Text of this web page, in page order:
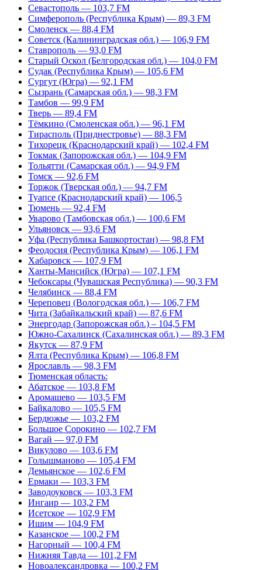
Севастополь — 103,7 FM
Симферополь (Республика Крым) — 89,3 FM
Смоленск — 88,4 FM
Советск (Калининградская обл.) — 106,9 FM
Ставрополь — 93,0 FM
Старый Оскол (Белгородская обл.) — 104,0 FM
Судак (Республика Крым) — 105,6 FM
Сургут (Югра) — 92,1 FM
Сызрань (Самарская обл.) — 98,3 FM
Тамбов — 99,9 FM
Тверь — 89,4 FM
Тёмкино (Смоленская обл.) — 96,1 FM
Тирасполь (Приднестровье) — 88,3 FM
Тихорецк (Краснодарский край) — 102,4 FM
Токмак (Запорожская обл.) — 104,9 FM
Тольятти (Самарская обл.) — 94,9 FM
Томск — 92,6 FM
Торжок (Тверская обл.) — 94,7 FM
Туапсе (Краснодарский край) — 106,5
Тюмень — 92,4 FM
Уварово (Тамбовская обл.) — 100,6 FM
Ульяновск — 93,6 FM
Уфа (Республика Башкортостан) — 98,8 FM
Феодосия (Республика Крым) — 106,1 FM
Хабаровск — 107,9 FM
Ханты-Мансийск (Югра) — 107,1 FM
Чебоксары (Чувашская Республика) — 90,3 FM
Челябинск — 88,4 FM
Череповец (Вологодская обл.) — 106,7 FM
Чита (Забайкальский край) — 87,6 FM
Энергодар (Запорожская обл.) – 104,5 FM
Южно-Сахалинск (Сахалинская обл.) — 89,3 FM
Якутск — 87,9 FM
Ялта (Республика Крым) — 106,8 FM
Ярославль — 98,3 FM
Тюменская область:
Абатское — 103,8 FM
Аромашево — 103,5 FM
Байкалово — 105,5 FM
Бердюжье — 103,2 FM
Большое Сорокино — 102,7 FM
Вагай — 97,0 FM
Викулово — 103,6 FM
Голышманово — 105,4 FM
Демьянское — 102,6 FM
Ермаки — 103,3 FM
Заводоуковск — 103,3 FM
Ингаир — 103,2 FM
Исетское — 102,9 FM
Ишим — 104,9 FM
Казанское — 100,2 FM
Нагорный — 100,4 FM
Нижняя Тавда — 101,2 FM
Новоалександровка — 100,2 FM